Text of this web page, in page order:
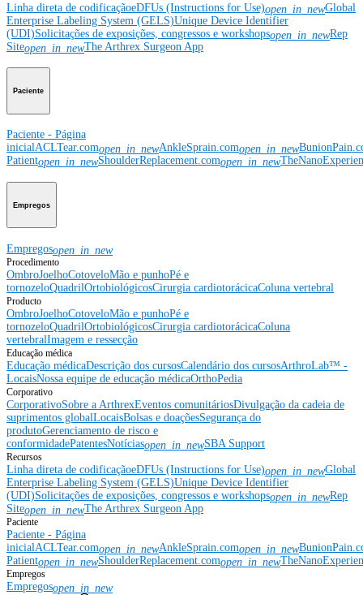
Linha direta de codificaçãoeDFUs (Instructions for Use)open_in_newGlobal
Enterprise Labeling System (GELS)Unique Device Identifier
(UDI)Solicitações de exposições, congressos e workshopsopen_in_newRep
Siteopen_in_newThe Arthrex Surgeon App
Paciente
Paciente - Página
inicialACLTear.comopen_in_newAnkleSprain.comopen_in_new
Patientopen_in_newShoulderReplacement.comopen_in_new
Empregos
Empregosopen_in_new
Procedimento
OmbroJoelhoCotoveloMão e punhoPé e
tornozeloQuadrilOrtobiológicosCirurgia cardiotorácicaColuna vertebral
Producto
OmbroJoelhoCotoveloMão e punhoPé e
tornozeloQuadrilOrtobiológicosCirurgia cardiotorácicaColuna
vertebralImagem e ressecção
Educação médica
Educação médicaDescrição dos cursosCalendário dos cursosArthroLab™ -
LocaisNossa equipe de educação médicaOrthoPedia
Corporativo
CorporativoSobre a ArthrexEventos comunitáriosDivulgação da cadeia de
suprimentos globalLocaisBolsas e doaçõesSegurança do
produtoGerenciamento de risco e
conformidadePatentesNotíciasopen_in_newSBA Support
Recursos
Linha direta de codificaçãoeDFUs (Instructions for Use)open_in_newGlobal
Enterprise Labeling System (GELS)Unique Device Identifier
(UDI)Solicitações de exposições, congressos e workshopsopen_in_newRep
Siteopen_in_newThe Arthrex Surgeon App
Paciente
Paciente - Página
inicial ACLTear.comopen_in_newAnkleSprain.comopen_in_new
Patientopen_in_newShoulderReplacement.comopen_in_new
Empregos
Empregosopen_in_new